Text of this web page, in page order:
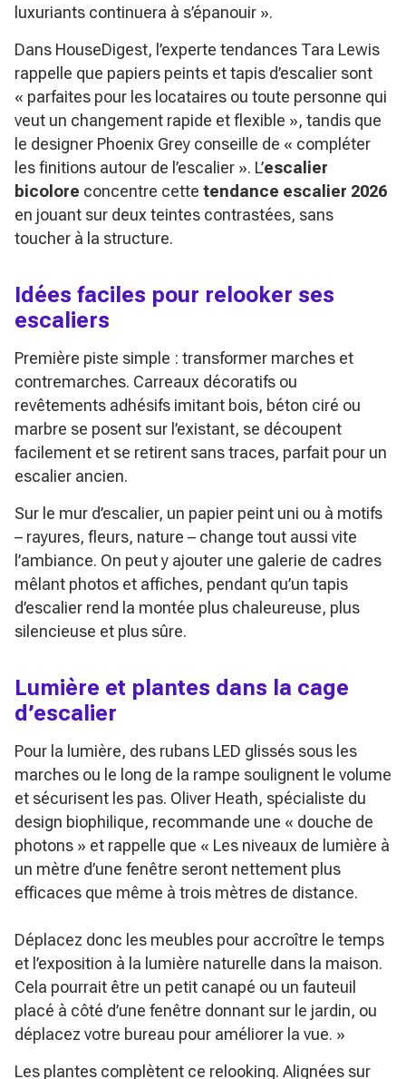
luxuriants continuera à s’épanouir ».
Dans HouseDigest, l’experte tendances Tara Lewis
rappelle que papiers peints et tapis d’escalier sont
« parfaites pour les locataires ou toute personne qui
veut un changement rapide et flexible », tandis que
le designer Phoenix Grey conseille de « compléter
les finitions autour de l’escalier ». L’escalier
bicolore concentre cette tendance escalier 2026
en jouant sur deux teintes contrastées, sans
toucher à la structure.
Idées faciles pour relooker ses
escaliers
Première piste simple : transformer marches et
contremarches. Carreaux décoratifs ou
revêtements adhésifs imitant bois, béton ciré ou
marbre se posent sur l’existant, se découpent
facilement et se retirent sans traces, parfait pour un
escalier ancien.
Sur le mur d’escalier, un papier peint uni ou à motifs
– rayures, fleurs, nature – change tout aussi vite
l’ambiance. On peut y ajouter une galerie de cadres
mêlant photos et affiches, pendant qu’un tapis
d’escalier rend la montée plus chaleureuse, plus
silencieuse et plus sûre.
Lumière et plantes dans la cage
d’escalier
Pour la lumière, des rubans LED glissés sous les
marches ou le long de la rampe soulignent le volume
et sécurisent les pas. Oliver Heath, spécialiste du
design biophilique, recommande une « douche de
photons » et rappelle que « Les niveaux de lumière à
un mètre d’une fenêtre seront nettement plus
efficaces que même à trois mètres de distance.
Déplacez donc les meubles pour accroître le temps
et l’exposition à la lumière naturelle dans la maison.
Cela pourrait être un petit canapé ou un fauteuil
placé à côté d’une fenêtre donnant sur le jardin, ou
déplacez votre bureau pour améliorer la vue. »
Les plantes complètent ce relooking. Alignées sur